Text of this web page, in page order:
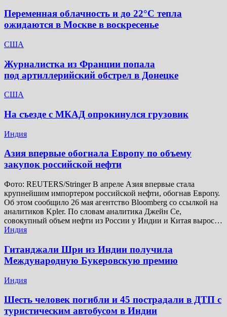
Переменная облачность и до 22°C тепла
ожидаются в Москве в воскресенье
США
Журналистка из Франции попала
под артиллерийский обстрел в Донецке
США
На съезде с МКАД опрокинулся грузовик
Индия
Азия впервые обогнала Европу по объему
закупок российской нефти
Фото: REUTERS/Stringer В апреле Азия впервые стала
крупнейшим импортером российской нефти, обогнав Европу.
Об этом сообщило 26 мая агентство Bloomberg со ссылкой на
аналитиков Kpler. По словам аналитика Джейн Се,
совокупный объем нефти из России у Индии и Китая вырос…
Индия
Гитанджали Шри из Индии получила
Международную Букеровскую премию
Индия
Шесть человек погибли и 45 пострадали в ДТП с
туристическим автобусом в Индии